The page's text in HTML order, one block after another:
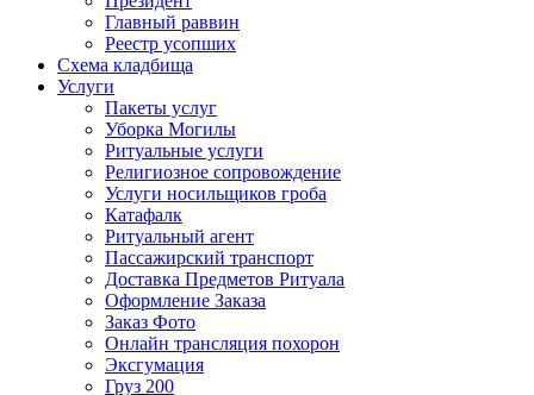
Главный раввин
Реестр усопших
Схема кладбища
Услуги
Пакеты услуг
Уборка Могилы
Ритуальные услуги
Религиозное сопровождение
Услуги носильщиков гроба
Катафалк
Ритуальный агент
Пассажирский транспорт
Доставка Предметов Ритуала
Оформление Заказа
Заказ Фото
Онлайн трансляция похорон
Эксгумация
Груз 200